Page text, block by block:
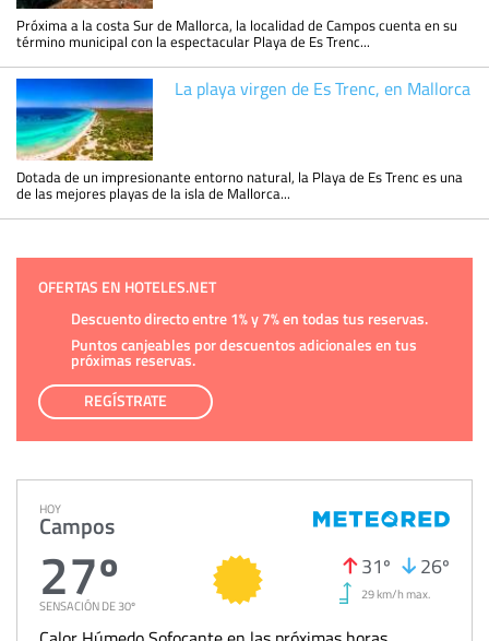
Próxima a la costa Sur de Mallorca, la localidad de Campos cuenta en su
término municipal con la espectacular Playa de Es Trenc...
La playa virgen de Es Trenc, en Mallorca
Dotada de un impresionante entorno natural, la Playa de Es Trenc es una
de las mejores playas de la isla de Mallorca...
OFERTAS EN HOTELES.NET
Descuento directo entre 1% y 7% en todas tus reservas.
Puntos canjeables por descuentos adicionales en tus
próximas reservas.
REGÍSTRATE
HOY
Campos
27º
SENSACIÓN DE 30º
31º 26º
29 km/h max.